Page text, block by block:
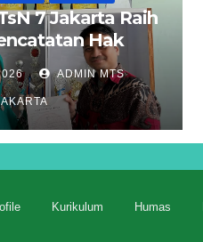
7 Jakarta Raih
Hak
Program
“Smart Fatigue
ADMIN MTS
Kurikulum Humas